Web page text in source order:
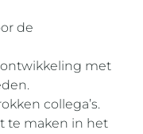
de
met
collega’s.
te maken in het